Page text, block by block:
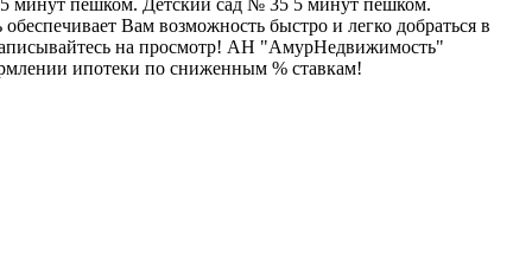
минут пешком. Детский сад № 35 5 минут пешком.
Вам возможность быстро и легко добраться в
на просмотр! АН "АмурНедвижимость"
ипотеки по сниженным % ставкам!